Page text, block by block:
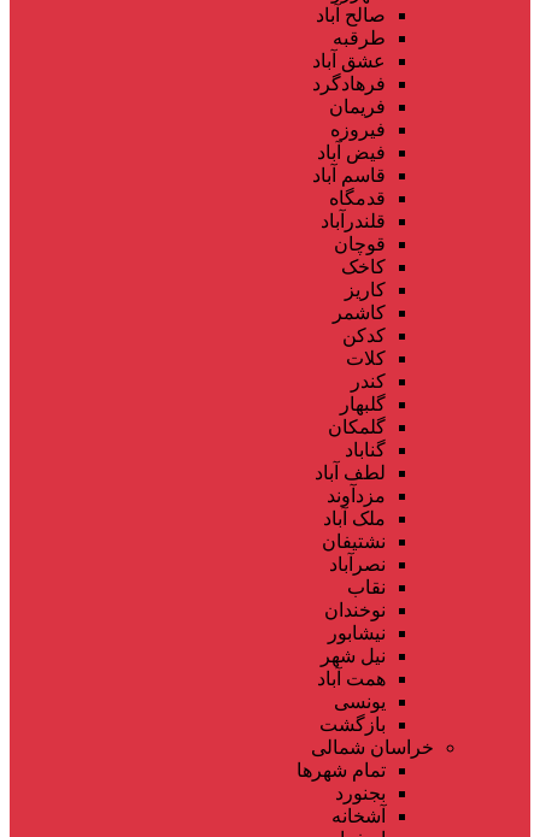
صالح آباد
طرقبه
عشق آباد
فرهادگرد
فریمان
فیروزه
فیض آباد
قاسم آباد
قدمگاه
قلندرآباد
قوچان
کاخک
کاریز
کاشمر
کدکن
کلات
کندر
گلبهار
گلمکان
گناباد
لطف آباد
مزدآوند
ملک آباد
نشتیفان
نصرآباد
نقاب
نوخندان
نیشابور
نیل شهر
همت آباد
یونسی
بازگشت
خراسان شمالی
تمام شهر‌ها
بجنورد
آشخانه